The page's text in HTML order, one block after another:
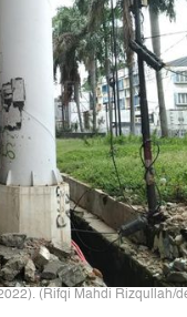
(Rifqi Mahdi Rizqullah/